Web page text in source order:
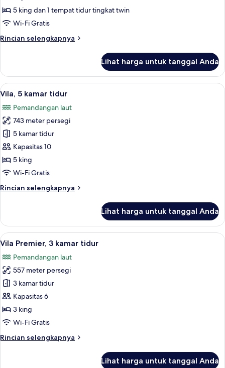
kamar
tidur
5 king dan 1 tempat tidur tingkat twin
Wi-Fi Gratis
Rincian selengkapnya
Rincian
Vila,
kamar
Lihat harga untuk tanggal Anda
Lihat
semua
foto
untuk
Vila,
5
kamar
tidur
14
Vila, 5 kamar tidur
Pemandangan laut
743 meter persegi
5 kamar tidur
Kapasitas 10
5 king
Wi-Fi Gratis
Rincian selengkapnya
Rincian
Vila,
kamar
Lihat harga untuk tanggal Anda
Lihat
semua
foto
untuk
Vila
Premier,
3
kamar
Seprai katun Mesir, brankas, meja
26
Vila Premier, 3 kamar tidur
Pemandangan laut
557 meter persegi
3 kamar tidur
Kapasitas 6
3 king
Wi-Fi Gratis
Rincian selengkapnya
Rincian
Lihat harga untuk tanggal Anda